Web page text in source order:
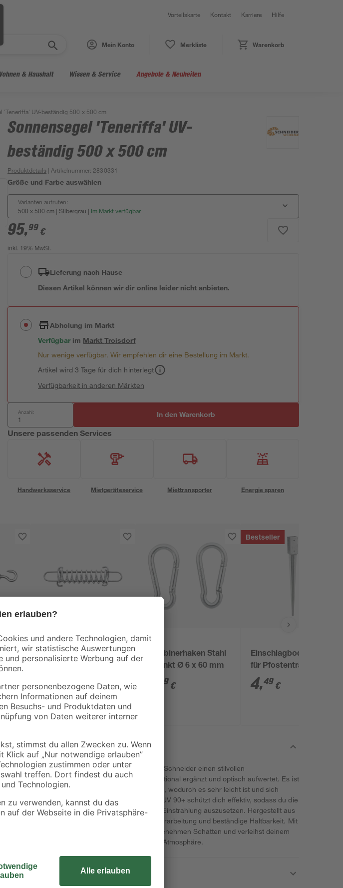
Vorteilskarte Kontakt Karriere Hilfe
Mein Konto Merkliste Warenkorb
& Haushalt Wissen & Service Angebote & Neuheiten
'Teneriffa' UV-beständig 500 x 500 cm
Sonnensegel 'Teneriffa' UV-
beständig 500 x 500 cm
Produktdetails | Artikelnummer: 2830331
Größe und Farbe auswählen
Varianten aufrufen:
500 x 500 cm | Silbergrau | Im Markt verfügbar
95,99 €
inkl. 19% MwSt.
Lieferung nach Hause
Diesen Artikel können wir dir online leider nicht anbieten.
Abholung im Markt
Verfügbar im MarktTroisdorf
Nur wenige verfügbar. Wir empfehlen dir eine Bestellung im Markt.
Artikel wird 3 Tage für dich hinterlegt
Verfügbarkeit in anderen Märkten
Anzahl: In den Warenkorb
Unsere passenden Services
Handwerksservice Mietgeräteservice Miettransporter Energie sparen
218
Schneider
Spannfeder Edelstahl
9, 99 €
Karabinerhaken Stahl
verzinkt Ø 6 x 60 mm
49 €
Bestseller
Einschlagbodenhülse
für Pfostenträger 7 x
7 x 75 cm
4,49 €
Schaffe dir mit dem Sonnensegel 'Teneriffa' von Schneider einen stilvollen
Schattenspender, der deinen Außenbereich funktional ergänzt und optisch aufwertet. Es ist
500 cm breit, 500 cm lang und wiegt nur 4,04 kg, wodurch es sehr leicht ist und sich
problemlos montieren lässt. Der UV-Schutz von UV 90+ schützt dich effektiv, sodass du die
Sonne genießen kannst, ohne dich der direkten Einstrahlung auszusetzen. Hergestellt aus
Hart-Polyethylen (HDPE), bietet es eine solide Verarbeitung und beständige Haltbarkeit. Mit
diesem Sonnensegel schaffst du dir flexibel angenehmen Schatten und verleihst deinem
Außenbereich gleichzeitig eine moderne, luftige Atmosphäre.